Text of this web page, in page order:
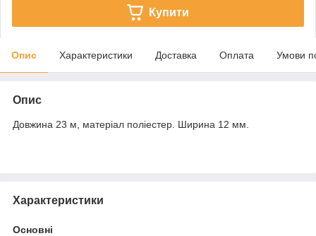
Купити
Опис Характеристики Доставка Оплата Умови
Опис
Довжина 23 м, матеріал поліестер. Ширина 12 мм.
Характеристики
Основні